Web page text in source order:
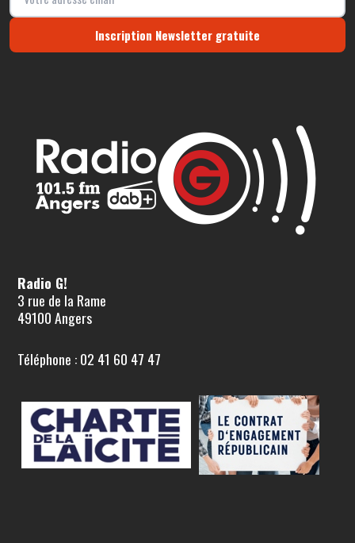
Inscription Newsletter gratuite
Radio G!
3 rue de la Rame
49100 Angers
Téléphone : 02 41 60 47 47